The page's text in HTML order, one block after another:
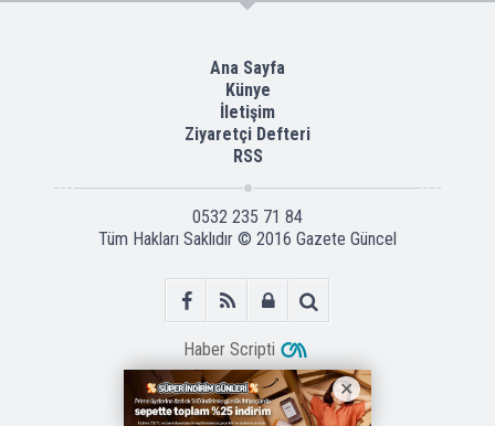
Ana Sayfa
Künye
İletişim
Ziyaretçi Defteri
RSS
0532 235 71 84
Tüm Hakları Saklıdır © 2016 Gazete Güncel
Haber Scripti